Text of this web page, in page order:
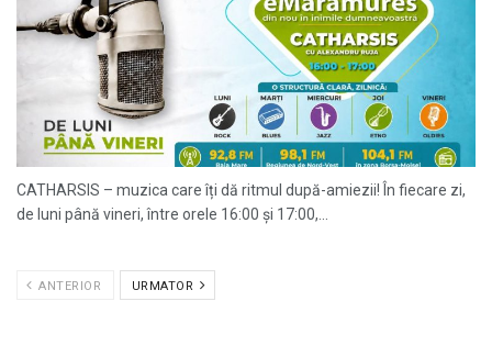
CATHARSIS – muzica care îți dă ritmul după-amiezii! În fiecare zi,
de luni până vineri, între orele 16:00 și 17:00,...
ANTERIOR URMATOR